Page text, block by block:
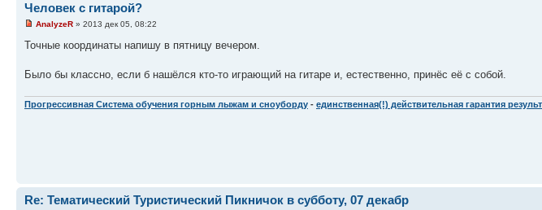
Человек с гитарой?
AnalyzeR » 2013 дек 05, 08:22
Точные координаты напишу в пятницу вечером.
Было бы классно, если б нашёлся кто-то играющий на гитаре и, естественно, принёс её с собой.
Прогрессивная Система обучения горным лыжам и сноуборду - единственная(!) действительная гарантия
Re: Тематический Туристический Пикничок в субботу, 07 декабр